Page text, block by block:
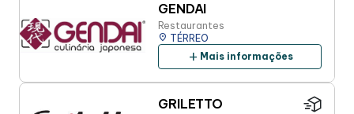
GENDAI
Restaurantes
place TÉRREO
add Mais informações
GRILETTO